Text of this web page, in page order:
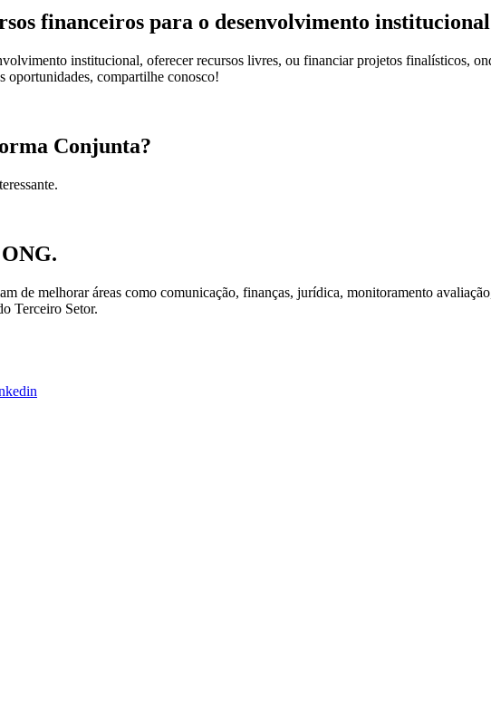
financeiros para o desenvolvimento
institucional, oferecer recursos livres, ou financiar projetos finalísticos,
oportunidades, compartilhe conosco!
Conjunta?
de melhorar áreas como comunicação, finanças, jurídica, monitoramento
Terceiro Setor.